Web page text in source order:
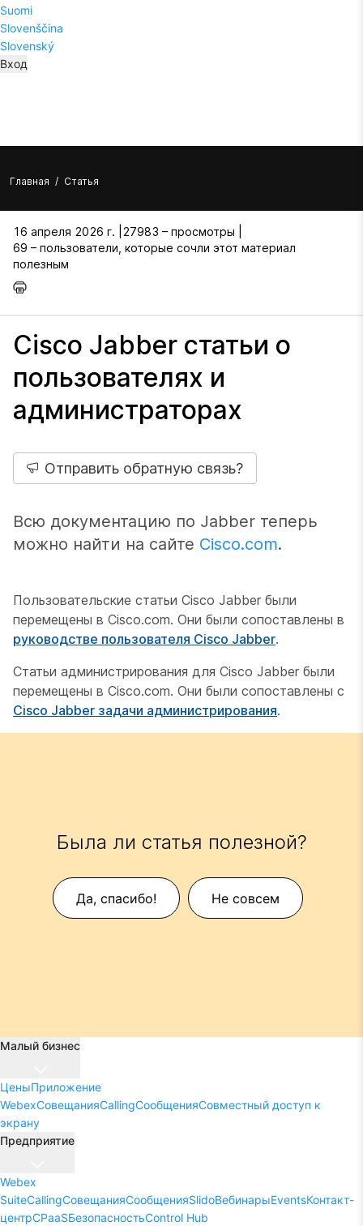
Suomi
Slovenščina
Slovenský
Вход
Главная / Статья
16 апреля 2026 г. |
27983 – просмотры |
69 – пользователи, которые сочли этот материал
полезным
Cisco Jabber статьи о
пользователях и
администраторах
Отправить обратную связь?
Всю документацию по Jabber теперь
можно найти на сайте Cisco.com.
Пользовательские статьи Cisco Jabber были
перемещены в Cisco.com. Они были сопоставлены в
руководстве пользователя Cisco Jabber.
Статьи администрирования для Cisco Jabber были
перемещены в Cisco.com. Они были сопоставлены с
Cisco Jabber задачи администрирования.
Была ли статья полезной?
Да, спасибо! Не совсем
Малый бизнес
ЦеныПриложение
WebexСовещанияCallingСообщенияСовместный доступ к
экрану
Предприятие
Webex
SuiteCallingСовещанияСообщенияSlidoВебинарыEventsКонтакт-
центрCPaaSБезопасностьControl Hub